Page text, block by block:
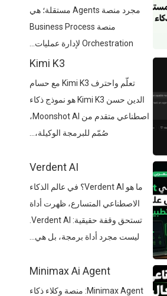
مجرد منصة Agents مستقلة؛ هي
منصة Business Process
Orchestration لإدارة عمليات...
Kimi K3
تعلّم واحترف Kimi K3 مع حسام
الدين حسن Kimi K3 هو نموذج ذكاء
اصطناعي متقدم من Moonshot AI،
صُمّم للبرمجة الوكيلة،...
Verdent AI
ما هو Verdent AI؟ في عالم الذكاء
الاصطناعي المتسارع، ظهرت أداة
تستحق وقفة حقيقية: Verdent AI.
ليست مجرد أداة برمجة، بل هي...
Minimax Ai Agent
Minimax Agent: منصة وكلاء ذكاء